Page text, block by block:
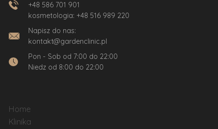
+48 586 701 901
kosmetologia: +48 516 989 220
Napisz do nas:
kontakt@gardenclinic.pl
Pon - Sob od 7:00 do 22:00
Niedz od 8:00 do 22:00
Home
Klinika